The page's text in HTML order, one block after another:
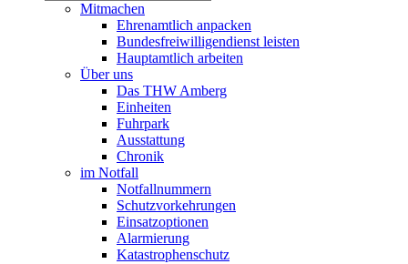
Mitmachen
Ehrenamtlich anpacken
Bundesfreiwilligendienst leisten
Hauptamtlich arbeiten
Über uns
Das THW Amberg
Einheiten
Fuhrpark
Ausstattung
Chronik
im Notfall
Notfallnummern
Schutzvorkehrungen
Einsatzoptionen
Alarmierung
Katastrophenschutz